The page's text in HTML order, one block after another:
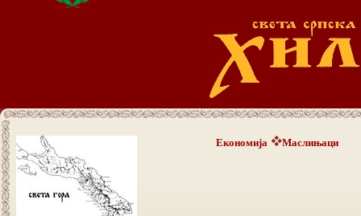
Економија Маслињаци